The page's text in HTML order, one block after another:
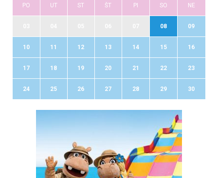
PO UT ST ŠT PI SO NE
08 09
10 11 12 13 14 15 16
17 18 19 20 21 22 23
24 25 26 27 28 29 30